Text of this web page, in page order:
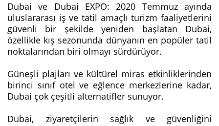
Dubai ve Dubai EXPO: 2020 Temmuz ayında
uluslararası iş ve tatil amaçlı turizm faaliyetlerini
güvenli bir şekilde yeniden başlatan Dubai,
özellikle kış sezonunda dünyanın en popüler tatil
noktalarından biri olmayı sürdürüyor.
Güneşli plajları ve kültürel miras etkinliklerinden
birinci sınıf otel ve eğlence merkezlerine kadar,
Dubai çok çeşitli alternatifler sunuyor.
Dubai, ziyaretçilerin sağlık ve güvenliğini